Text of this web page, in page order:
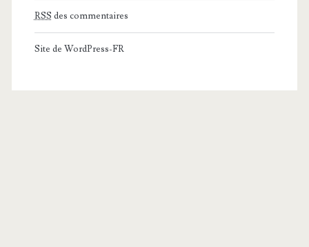
RSS des commentaires
Site de WordPress-FR